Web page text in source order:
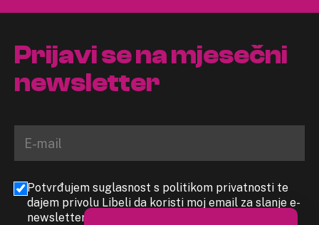
Prijavi se na mjesečni
newsletter
Potvrđujem suglasnost s politikom privatnosti te
dajem privolu Libeli da koristi moj email za slanje e-
newslettera